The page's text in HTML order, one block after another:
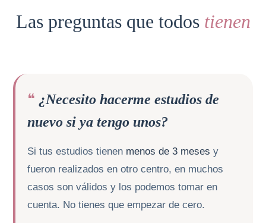
Las preguntas que todos tienen
¿Necesito hacerme estudios de
nuevo si ya tengo unos?
Si tus estudios tienen menos de 3 meses y
fueron realizados en otro centro, en muchos
casos son válidos y los podemos tomar en
cuenta. No tienes que empezar de cero.